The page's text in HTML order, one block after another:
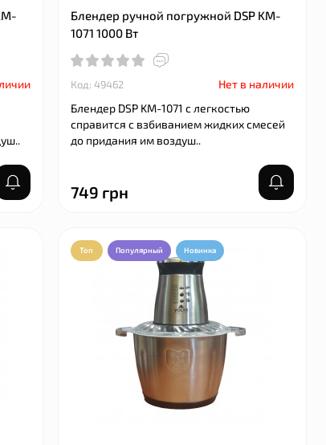
Коврик силиконовый для выпечки
универсальный 40×30 см с разметкой
Блендер ручной погружной DSP KM-
1071 1000 Вт
Код: 49462
Нет в наличии
Блендер DSP KM-1071 с легкостью
справится с взбиванием жидких смесей
до придания им воздуш..
749 грн
Топ Популярный Новинка